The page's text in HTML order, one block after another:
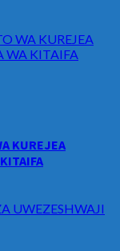
WA KUREJEA
WA KITAIFA
KUREJEA
UWEZESHWAJI